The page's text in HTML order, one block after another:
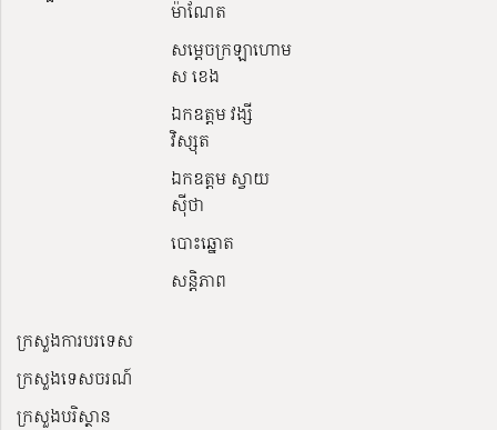
ម៉ាណែត
សម្ដេចក្រឡាហោម
ស ខេង
ឯកឧត្តម វង្សី
វិស្សុត
ឯកឧត្តម ស្វាយ
ស៊ីថា
បោះឆ្នោត
សន្តិភាព
ក្រសួងការបរទេស
ក្រសួងទេសចរណ៍
ក្រសួងបរិស្ថាន